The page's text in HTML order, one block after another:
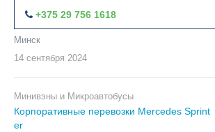
+375 29 756 1618
Минск
14 сентября 2024
Минивэны и Микроавтобусы
Корпоративные перевозки Mercedes Sprint
er